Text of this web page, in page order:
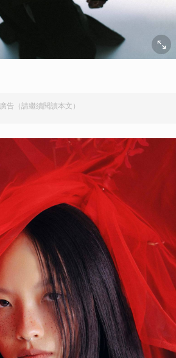
廣告（請繼續閱讀本文）